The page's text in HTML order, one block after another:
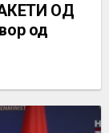
ОД
од